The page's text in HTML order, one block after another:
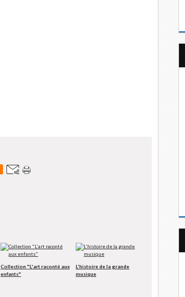
Collection "L'art raconté aux
enfants"
L'histoire de la grande
musique